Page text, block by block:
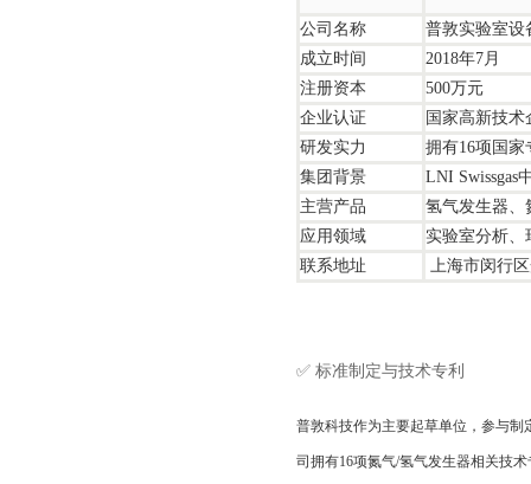
公司名称
普敦实验室设
成立时间
2018年7月
注册资本
500万元
企业认证
国家高新技术
研发实力
拥有16项国家
集团背景
LNI Swissgas
主营产品
氢气发生器、
应用领域
实验室分析、
联系地址
上海市闵行
✅ 标准制定与技术专利
普敦科技作为主要起草单位，参与
司拥有16项氮气/氢气发生器相关技